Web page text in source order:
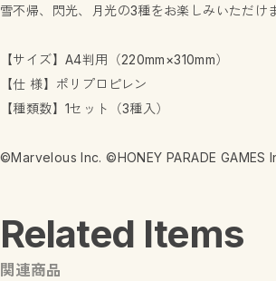
雪不帰、閃光、月光の3種をお楽しみいただけ
【サイズ】A4判用（220mm×310mm）
【仕 様】ポリプロピレン
【種類数】1セット（3種入）
©Marvelous Inc. ©HONEY PARADE GAMES
Related Items
関連商品